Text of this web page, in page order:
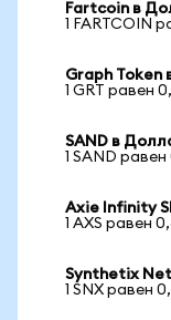
Fartcoin в
1 FARTCOIN
Graph
1 GRT равен
SAND в
1 SAND равен
Axie Infinity
1 AXS равен
Synthetix
1 SNX равен